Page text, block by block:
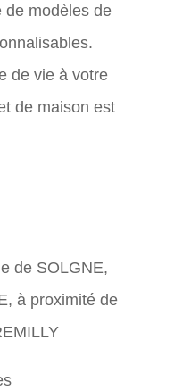
de modèles de
de vie à votre
de maison est
de SOLGNE,
à proximité de